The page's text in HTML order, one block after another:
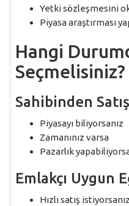
Yetki sözleşmesini
Piyasa araştırması
Hangi
Seçmelisiniz?
Sahibinden
Piyasayı biliyorsanız
Zamanınız varsa
Pazarlık
Emlakçı Uygun
Hızlı satış istiyorsanız